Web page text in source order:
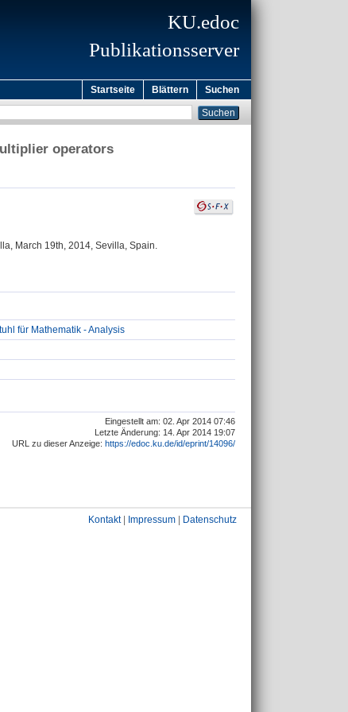
KU.edoc
Publikationsserver
Startseite Blättern Suchen
operators
March 19th, 2014, Sevilla, Spain.
für Mathematik - Analysis
Eingestellt am: 02. Apr 2014 07:46
Letzte Änderung: 14. Apr 2014 19:07
URL zu dieser Anzeige: https://edoc.ku.de/id/eprint/14096/
Kontakt| Impressum Datenschutz